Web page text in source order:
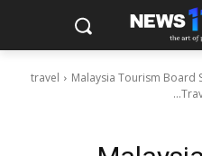
travel
Malaysia Tourism Board